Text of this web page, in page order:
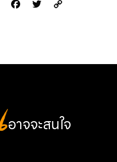
Line Facebook
Twitter
อาจจะสนใจ